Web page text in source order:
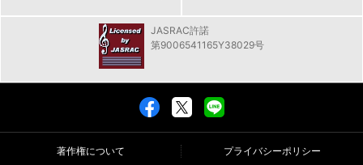
JASRAC許諾
第9006541165Y38029号
著作権について
プライバシーポリシー